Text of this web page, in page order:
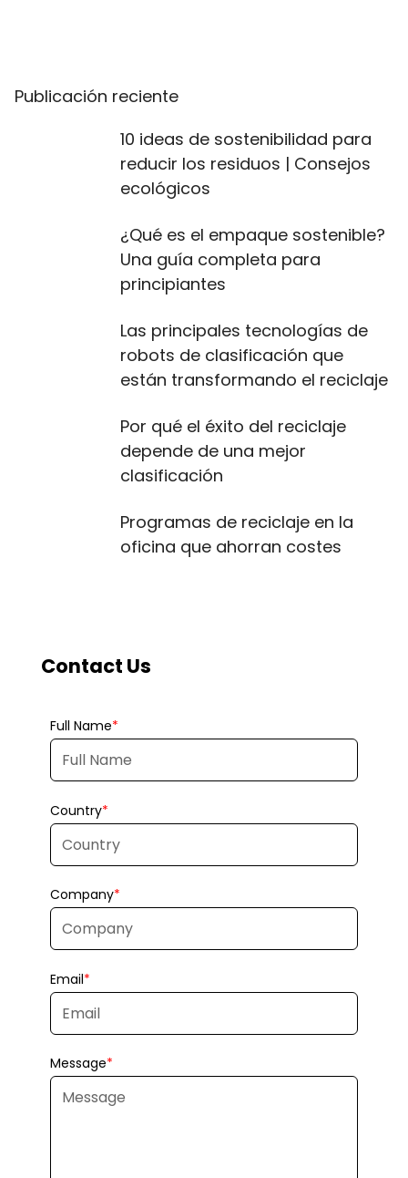
Publicación reciente
10 ideas de sostenibilidad para
reducir los residuos | Consejos
ecológicos
¿Qué es el empaque sostenible?
Una guía completa para
principiantes
Las principales tecnologías de
robots de clasificación que
están transformando el reciclaje
Por qué el éxito del reciclaje
depende de una mejor
clasificación
Programas de reciclaje en la
oficina que ahorran costes